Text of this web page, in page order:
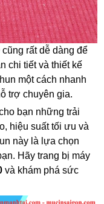
cũng rất dễ dàng để
chi tiết và thiết kế
một cách nhanh
trợ chuyên gia.
bạn những trải
hiệu suất tối ưu và
này là lựa chọn
Hãy trang bị máy
và khám phá sức